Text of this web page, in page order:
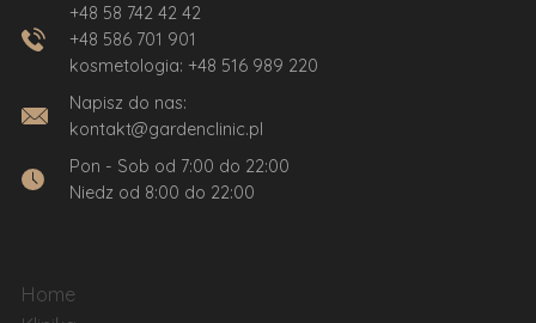
+48 58 742 42 42
+48 586 701 901
kosmetologia: +48 516 989 220
Napisz do nas:
kontakt@gardenclinic.pl
Pon - Sob od 7:00 do 22:00
Niedz od 8:00 do 22:00
Home